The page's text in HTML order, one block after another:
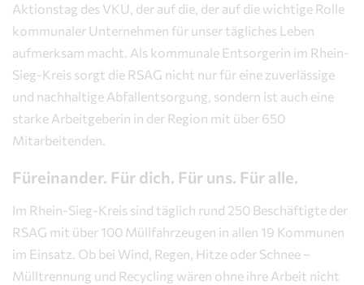
Aktionstag des VKU, der auf die, der auf die wichtige Rolle
kommunaler Unternehmen für unser tägliches Leben
aufmerksam macht. Als kommunale Entsorgerin im Rhein-
Sieg-Kreis sorgt die RSAG nicht nur für eine zuverlässige
und nachhaltige Abfallentsorgung, sondern ist auch eine
starke Arbeitgeberin in der Region mit über 650
Mitarbeitenden.
Füreinander. Für dich. Für uns. Für alle.
Im Rhein-Sieg-Kreis sind täglich rund 250 Beschäftigte der
RSAG mit über 100 Müllfahrzeugen in allen 19 Kommunen
im Einsatz. Ob bei Wind, Regen, Hitze oder Schnee –
Mülltrennung und Recycling wären ohne ihre Arbeit nicht